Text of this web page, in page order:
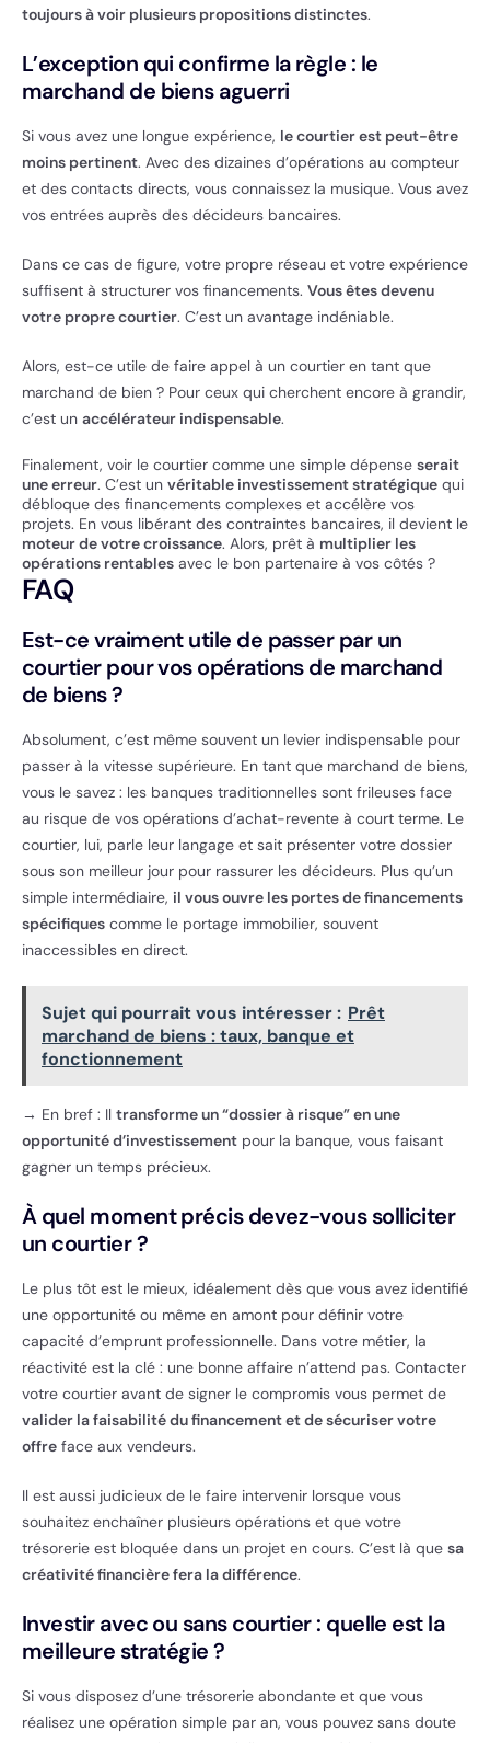
toujours à voir plusieurs propositions distinctes.
L’exception qui confirme la règle : le
marchand de biens aguerri
Si vous avez une longue expérience, le courtier est peut-être
moins pertinent. Avec des dizaines d’opérations au compteur
et des contacts directs, vous connaissez la musique. Vous avez
vos entrées auprès des décideurs bancaires.
Dans ce cas de figure, votre propre réseau et votre expérience
suffisent à structurer vos financements. Vous êtes devenu
votre propre courtier. C’est un avantage indéniable.
Alors, est-ce utile de faire appel à un courtier en tant que
marchand de bien ? Pour ceux qui cherchent encore à grandir,
c’est un accélérateur indispensable.
Finalement, voir le courtier comme une simple dépense serait
une erreur. C’est un véritable investissement stratégique qui
débloque des financements complexes et accélère vos
projets. En vous libérant des contraintes bancaires, il devient le
moteur de votre croissance. Alors, prêt à multiplier les
opérations rentables avec le bon partenaire à vos côtés ?
FAQ
Est-ce vraiment utile de passer par un
courtier pour vos opérations de marchand
de biens ?
Absolument, c’est même souvent un levier indispensable pour
passer à la vitesse supérieure. En tant que marchand de biens,
vous le savez : les banques traditionnelles sont frileuses face
au risque de vos opérations d’achat-revente à court terme. Le
courtier, lui, parle leur langage et sait présenter votre dossier
sous son meilleur jour pour rassurer les décideurs. Plus qu’un
simple intermédiaire, il vous ouvre les portes de financements
spécifiques comme le portage immobilier, souvent
inaccessibles en direct.
Sujet qui pourrait vous intéresser : Prêt
marchand de biens : taux, banque et
fonctionnement
→ En bref : Il transforme un “dossier à risque” en une
opportunité d’investissement pour la banque, vous faisant
gagner un temps précieux.
À quel moment précis devez-vous solliciter
un courtier ?
Le plus tôt est le mieux, idéalement dès que vous avez identifié
une opportunité ou même en amont pour définir votre
capacité d’emprunt professionnelle. Dans votre métier, la
réactivité est la clé : une bonne affaire n’attend pas. Contacter
votre courtier avant de signer le compromis vous permet de
valider la faisabilité du financement et de sécuriser votre
offre face aux vendeurs.
Il est aussi judicieux de le faire intervenir lorsque vous
souhaitez enchaîner plusieurs opérations et que votre
trésorerie est bloquée dans un projet en cours. C’est là que sa
créativité financière fera la différence.
Investir avec ou sans courtier : quelle est la
meilleure stratégie ?
Si vous disposez d’une trésorerie abondante et que vous
réalisez une opération simple par an, vous pouvez sans doute